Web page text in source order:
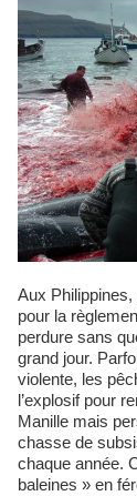
Aux Philippines, pays rétracteur de la Convention internationale
pour la
perdure sans
grand jour.
violente, les
l’explosif pour
Manille mais
chasse de
chaque année.
baleines » en